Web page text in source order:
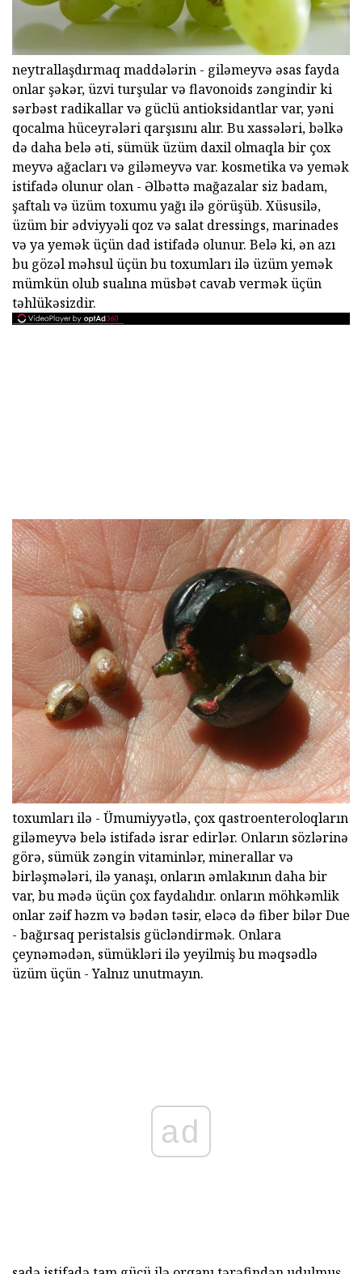
neytrallaşdırmaq maddələrin - giləmeyvə əsas fayda
onlar şəkər, üzvi turşular və flavonoids zəngindir ki
sərbəst radikallar və güclü antioksidantlar var, yəni
qocalma hüceyrələri qarşısını alır. Bu xassələri, bəlkə
də daha belə əti, sümük üzüm daxil olmaqla bir çox
meyvə ağacları və giləmeyvə var. kosmetika və yemək
istifadə olunur olan - Əlbəttə mağazalar siz badam,
şaftalı və üzüm toxumu yağı ilə görüşüb. Xüsusilə,
üzüm bir ədviyyəli qoz və salat dressings, marinades
və ya yemək üçün dad istifadə olunur. Belə ki, ən azı
bu gözəl məhsul üçün bu toxumları ilə üzüm yemək
mümkün olub sualına müsbət cavab vermək üçün
təhlükəsizdir.
toxumları ilə - Ümumiyyətlə, çox qastroenteroloqların
giləmeyvə belə istifadə israr edirlər. Onların sözlərinə
görə, sümük zəngin vitaminlər, minerallar və
birləşmələri, ilə yanaşı, onların əmlakının daha bir
var, bu mədə üçün çox faydalıdır. onların möhkəmlik
onlar zəif həzm və bədən təsir, eləcə də fiber bilər Due
- bağırsaq peristalsis gücləndirmək. Onlara
çeynəmədən, sümükləri ilə yeyilmiş bu məqsədlə
üzüm üçün - Yalnız unutmayın.
ad